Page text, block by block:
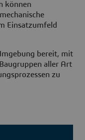
können
Einsatzumfeld
bereit, mit
aller Art
zu